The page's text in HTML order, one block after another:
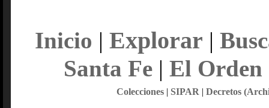
Inicio | Explorar |
Santa Fe| El Orden
Colecciones| SIPAR | Decretos